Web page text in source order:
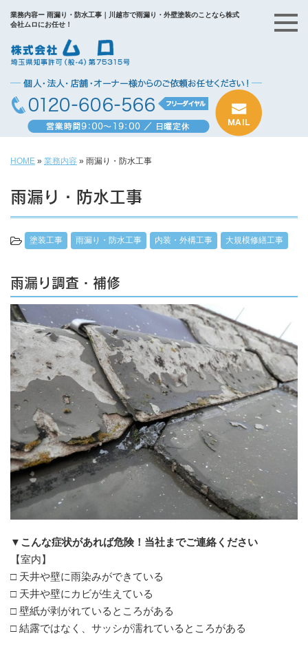
業務内容ー 雨漏り・防水工事｜川越市で雨漏り・外壁塗装のことなら株式
会社ムロにお任せ！
HOME » 業務内容 » 雨漏り・防水工事
雨漏り・防水工事
塗装工事 雨漏り・防水工事 内装・外構工事 大規模修繕工事
雨漏り調査・補修
▼こんな症状があれば危険！当社までご連絡ください
【室内】
□ 天井や壁に雨染みができている
□ 天井や壁にカビが生えている
□ 壁紙が剥がれているところがある
□ 結露ではなく、サッシが濡れているところがある